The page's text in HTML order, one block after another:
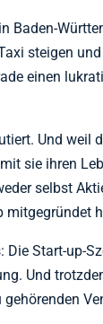
Baden-
steigen
einen
Und weil
sie ihren
selbst
mitgegründet
Die Start-up-
Und